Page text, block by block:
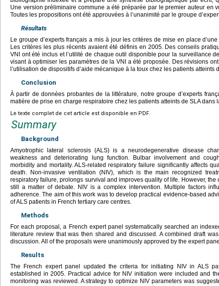
Une version préliminaire commune a été préparée par le premier auteur en
Toutes les propositions ont été approuvées à l’unanimité par le groupe
Résultats
Le groupe d’experts français a mis à jour les critères de mise en place
Les critères les plus récents avaient été définis en 2005. Des conseils
VNI ont été inclus et l’utilité de chaque outil disponible pour la surveillance
visant à optimiser les paramètres de la VNI a été proposée. Des révisions
l’utilisation de dispositifs d’aide mécanique à la toux chez les patients atteints
Conclusion
À partir de données probantes de la littérature, notre groupe d’experts
matière de prise en charge respiratoire chez les patients atteints de SLA dans
Le texte complet de cet article est disponible en PDF.
Summary
Background
Amyotrophic lateral sclerosis (ALS) is a neurodegenerative disease
weakness and deteriorating lung function. Bulbar involvement and
morbidity and mortality. ALS-related respiratory failure significantly affects
death. Non-invasive ventilation (NIV), which is the main recognized
respiratory failure, prolongs survival and improves quality of life. However,
still a matter of debate. NIV is a complex intervention. Multiple factors
adherence. The aim of this work was to develop practical evidence-based
of ALS patients in French tertiary care centres.
Methods
For each proposal, a French expert panel systematically searched an
literature review that was then shared and discussed. A combined draft
discussion. All of the proposals were unanimously approved by the expert
Results
The French expert panel updated the criteria for initiating NIV in ALS
established in 2005. Practical advice for NIV initiation were included and
monitoring was reviewed. A strategy to optimize NIV parameters was